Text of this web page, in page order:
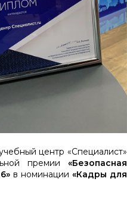
центр «Специалист»
премии «Безопасная
в номинации «Кадры для